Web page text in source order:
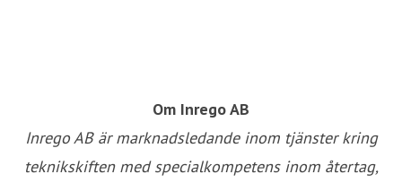
Om Inrego AB
Inrego AB är marknadsledande inom tjänster kring
teknikskiften med specialkompetens inom återtag,